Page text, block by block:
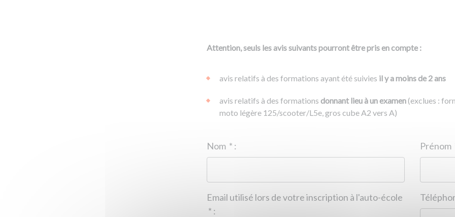
Attention, seuls les avis suivants pourront être pris en compte :
avis relatifs à des formations ayant été suivies il y a moins de 2 ans
avis relatifs à des formations donnant lieu à un examen(exclues :
moto légère 125/scooter/L5e, gros cube A2 vers A)
* :
Email utilisé lors de votre inscription à l'auto-école
* :